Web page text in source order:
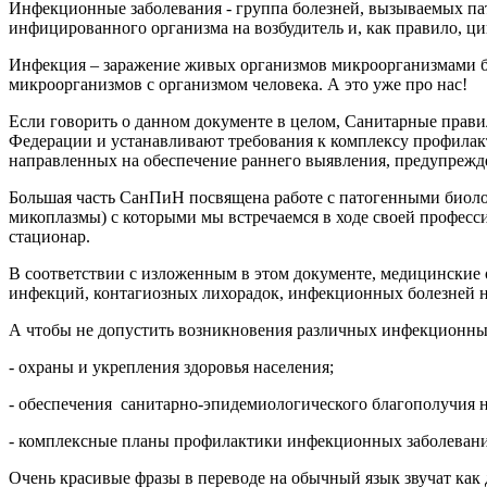
Инфекционные заболевания - группа болезней, вызываемых
инфицированного организма на возбудитель и, как правило,
Инфекция – заражение живых организмов микроорганизмами
микроорганизмов с организмом человека. А это уже про нас!
Если говорить о данном документе в целом, Санитарные
Федерации и устанавливают требования к комплексу
направленных на обеспечение раннего выявления,
Большая часть СанПиН посвящена работе с патогенными
микоплазмы) с которыми мы встречаемся в ходе своей
стационар.
В соответствии с изложенным в этом документе,
инфекций, контагиозных лихорадок, инфекционных болезней
А чтобы не допустить возникновения различных
- охраны и укрепления здоровья населения;
- обеспечения санитарно-эпидемиологического благополучия
- комплексные планы профилактики инфекционных
Очень красивые фразы в переводе на обычный язык звучат